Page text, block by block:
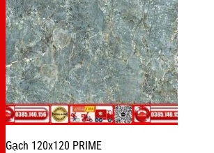
Gạch 120x120 PRIME